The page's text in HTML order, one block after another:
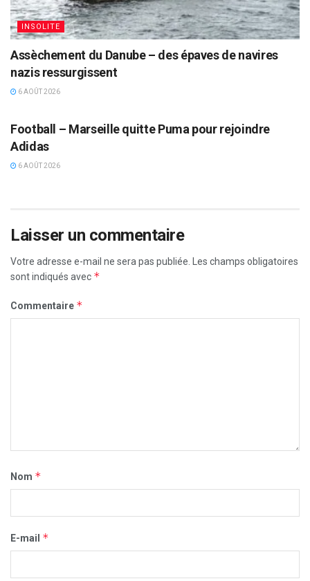
INSOLITE
Assèchement du Danube – des épaves de navires
nazis ressurgissent
6 AOÛT 2026
Football – Marseille quitte Puma pour rejoindre
Adidas
6 AOÛT 2026
Laisser un commentaire
Votre adresse e-mail ne sera pas publiée.
Les champs obligatoires
sont indiqués avec *
Commentaire *
Nom *
E-mail *